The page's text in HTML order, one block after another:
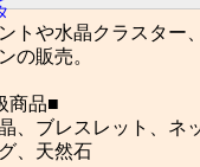
トや水晶クラスター
の販売。
商品■
、ブレスレット、ネ
、天然石